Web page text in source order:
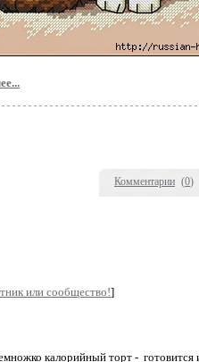
Комментарии (0)
или сообщество!]
калорийный торт - готовится